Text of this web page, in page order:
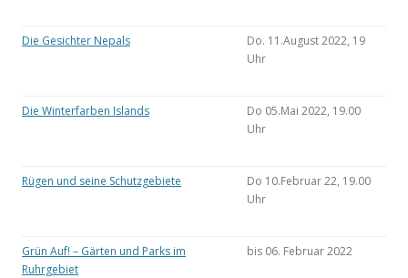
Die Gesichter Nepals
Do. 11.August 2022, 19
Uhr
Die Winterfarben Islands
Do 05.Mai 2022, 19.00
Uhr
Rügen und seine Schutzgebiete
Do 10.Februar 22, 19.00
Uhr
Grün Auf! – Gärten und Parks im
Ruhrgebiet
bis 06. Februar 2022